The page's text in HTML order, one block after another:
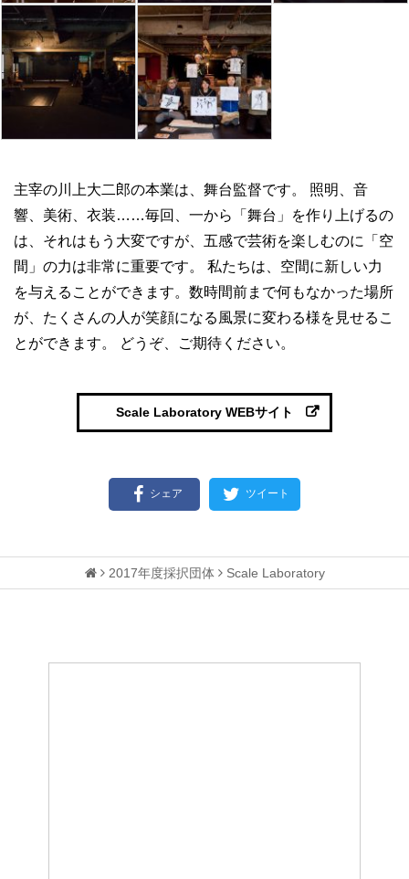
主宰の川上大二郎の本業は、舞台監督です。 照明、音
響、美術、衣装……毎回、一から「舞台」を作り上げるの
は、それはもう大変ですが、五感で芸術を楽しむのに「空
間」の力は非常に重要です。 私たちは、空間に新しい力
を与えることができます。数時間前まで何もなかった場所
が、たくさんの人が笑顔になる風景に変わる様を見せるこ
とができます。 どうぞ、ご期待ください。
Scale Laboratory WEBサイト
シェア ツイート
2017年度採択団体 Scale Laboratory